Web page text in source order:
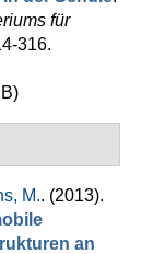
für
316.
M.. (2013).
an